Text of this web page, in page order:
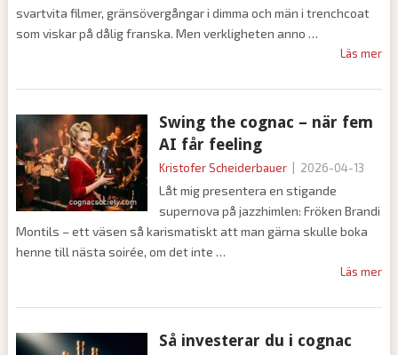
svartvita filmer, gränsövergångar i dimma och män i trenchcoat
som viskar på dålig franska. Men verkligheten anno
Läs mer
Swing the cognac – när fem
AI får feeling
Kristofer Scheiderbauer | 2026-04-13
Låt mig presentera en stigande
supernova på jazzhimlen: Fröken Brandi
Montils – ett väsen så karismatiskt att man gärna skulle boka
henne till nästa soirée, om det inte
Läs mer
Så investerar du i cognac